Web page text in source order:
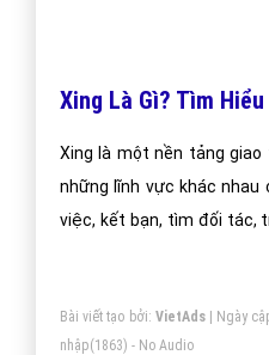
Xing Là Gì? Tìm
Xing là một nền tảng
những lĩnh vực khác
việc, kết bạn, tìm đối tác,
Bài viết tạo bởi: VietAds| Ngày
nhập(1863) - No Audio